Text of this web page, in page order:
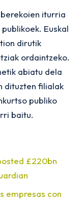
iturria
Euskal
dirutik
ordaintzeko.
abiatu dela
dituzten filialak
publiko
baitu.
£220bn
empresas con